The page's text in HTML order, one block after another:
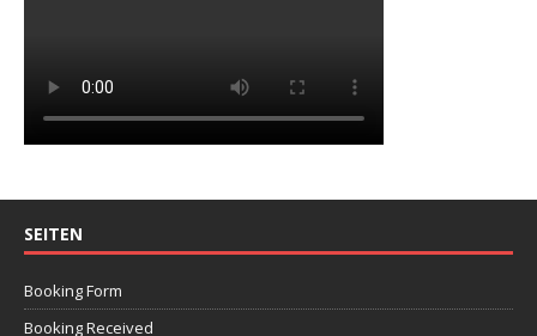
SEITEN
Booking Form
Booking Received